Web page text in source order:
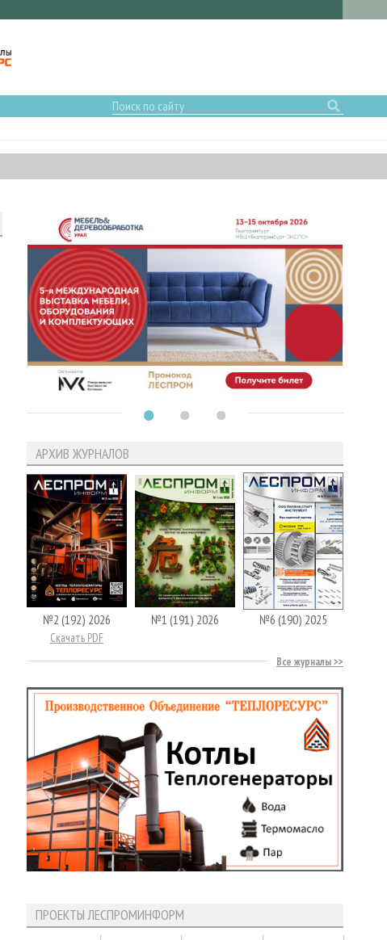
АРХИВ ЖУРНАЛОВ
№2 (192) 2026
Скачать PDF
№1 (191) 2026 №6 (190) 2025
Все журналы
ПРОЕКТЫ ЛЕСПРОМИНФОРМ